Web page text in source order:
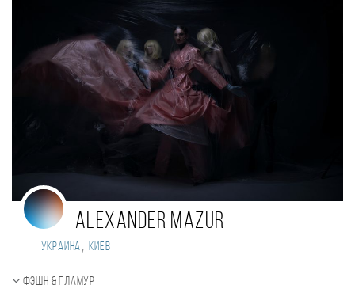
Alexander Mazur
Украина, Киев
Фэшн & Гламур